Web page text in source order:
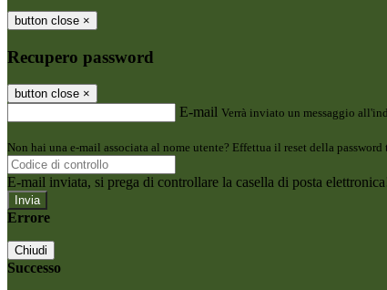
button close ×
Recupero password
button close ×
E-mail Verrà inviato un messaggio
Non hai una e-mail associata al nome utente? Effettua il reset della password
E-mail inviata, si prega di controllare la casella di posta
Errore
Chiudi
Successo